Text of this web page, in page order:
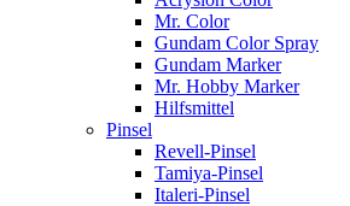
Mr. Color
Gundam Color Spray
Gundam Marker
Mr. Hobby Marker
Hilfsmittel
Pinsel
Revell-Pinsel
Tamiya-Pinsel
Italeri-Pinsel